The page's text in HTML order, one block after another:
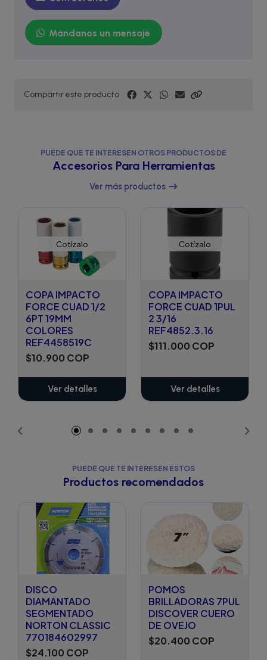
Mándanos un mensaje
Compartir este producto
PUEDE QUE TE INTERESEN OTROS PRODUCTOS DE
Accesorios Para Herramientas
Ver más productos
Cotízalo
COPA IMPACTO
FORCE CUAD 1/2
6PT 19MM
COLORES
REF4458519C
$10.900 COP
Ver detalles
Cotízalo
COPA IMPACTO
FORCE CUAD 1PUL
2 3/16
REF4852.3.16
$111.000 COP
Ver detalles
PUEDE QUE TE INTERESEN ESTOS
Productos recomendados
DISCO
DIAMANTADO
SEGMENTADO
NORTON CLASSIC
770184602997
$24.100 COP
POMOS
BRILLADORAS 7PUL
DISCOVER CUERO
DE OVEJO
$20.400 COP